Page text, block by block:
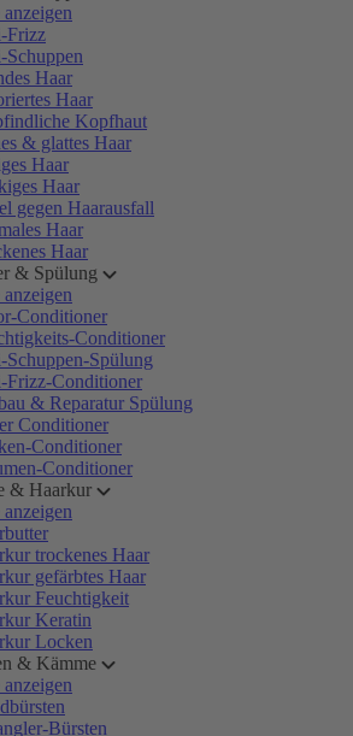
Frizz
Schuppen
Haar
Haar
Kopfhaut
& glattes Haar
Haar
Haar
gegen Haarausfall
Haar
Haar
& Spülung
Conditioner
Conditioner
Schuppen-Spülung
Frizz-Conditioner
& Reparatur Spülung
Conditioner
Conditioner
Conditioner
& Haarkur
trockenes Haar
gefärbtes Haar
Feuchtigkeit
Keratin
Locken
& Kämme
Bürsten